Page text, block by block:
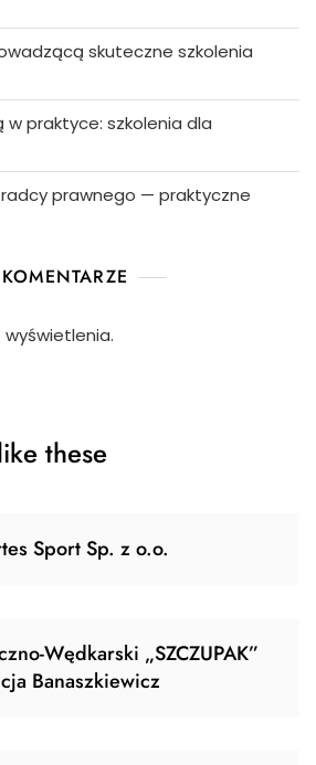
skuteczne szkolenia
w praktyce: szkolenia dla
radcy prawnego — praktyczne
these
Sport Sp. z o.o.
Wędkarski „SZCZUPAK”
Banaszkiewicz